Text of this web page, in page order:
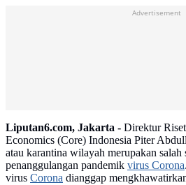
Advertisement
Liputan6.com, Jakarta - Direktur
Economics (Core) Indonesia Piter
atau karantina wilayah merupakan salah
penanggulangan pandemik virus Corona
virus Corona dianggap